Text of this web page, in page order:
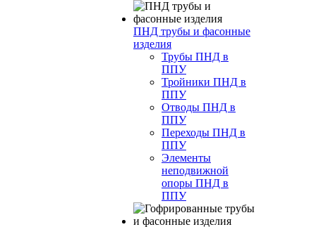
ПНД трубы и фасонные
изделия
Трубы ПНД в
ППУ
Тройники ПНД в
ППУ
Отводы ПНД в
ППУ
Переходы ПНД в
ППУ
Элементы
неподвижной
опоры ПНД в
ППУ